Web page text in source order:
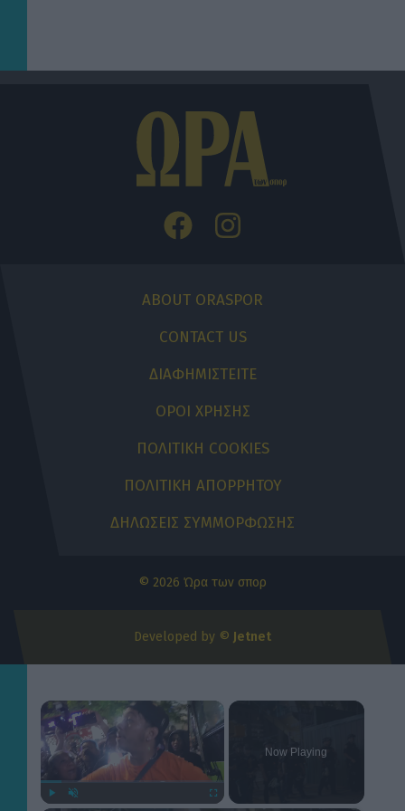
ABOUT ORASPOR
CONTACT US
ΔΙΑΦΗΜΙΣΤΕΙΤΕ
ΟΡΟΙ ΧΡΗΣΗΣ
ΠΟΛΙΤΙΚΗ COOKIES
ΠΟΛΙΤΙΚΗ ΑΠΟΡΡΗΤΟΥ
ΔΗΛΩΣΕΙΣ ΣΥΜΜΟΡΦΩΣΗΣ
© 2026 Ώρα των σπορ
Developed by © Jetnet
×
Now Playing